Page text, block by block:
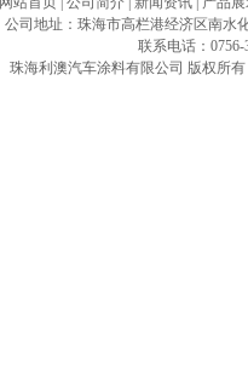
公司地址：珠海市高栏港经济区南水
联系电话：0756-
珠海利澳汽车涂料有限公司 版权所有